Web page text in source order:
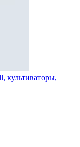
культиваторы,